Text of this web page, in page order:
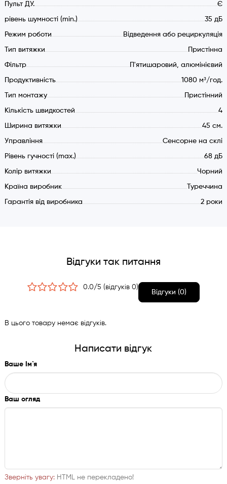
Потужність підключення (макс.) 108 Вт.
Потужність електродвигуна 100 Вт.
Захист від перегріву двигуна.
Потужність лампи 3 Вт.
Рівень звукового тиску 35 - 68 дБ(А).
Мінімальний 120 мм.
Електричне підключення: 220-240 V/50 Hz.
Зворотній клапан в комплекті.
Стандартне оснащення: режим відведення повітря назовні.
Додатково: Режим фільтрації - реціркуляція. При
рециркуляції потребує встановлення комплекту вугільних
фільтрів на корпус мотора. Вугільні фільтри не входять до
Пульт ДУ. Є
рівень шумності (min.) 35 дБ
Режим роботи Відведення або рециркуляція
Тип витяжки Пристінна
Фільтр П'ятишаровий, алюмінієвий
Продуктивність 1080 м³/год.
Тип монтажу Пристінний
Кількість швидкостей 4
Ширина витяжки 45 см.
Управління Сенсорне на склі
Рівень гучності (max.) 68 дБ
Колір витяжки Чорний
Країна виробник Туреччина
Гарантія від виробника 2 роки
Відгуки так питання
0.0/5 (відгуків 0)
Відгуки (0)
В цього товару немає відгуків.
Написати відгук
Ваше Ім`я
Ваш огляд
Зверніть увагу:HTML не перекладено!